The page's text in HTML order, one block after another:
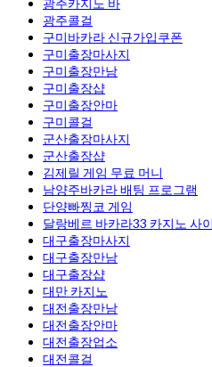
광주카지노 바
광주콜걸
구미바카라 신규가입쿠폰
구미출장마사지
구미출장만남
구미 출장샵
구미출장안마
구미콜걸
군산출장마사지
군산 출장샵
김제릴 게임 무료 머니
남양주바카라 배팅 프로그램
단양빠찡코 게임
달랑베르 바카라33 카지노 사
대구출장마사지
대구출장만남
대구 출장샵
대만 카지노
대전출장만남
대전출장안마
대전출장업소
대전콜걸